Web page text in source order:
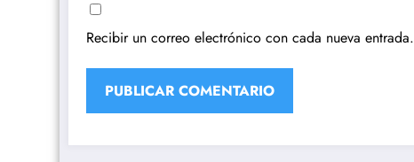
Recibir un correo electrónico con cada nueva entrada.